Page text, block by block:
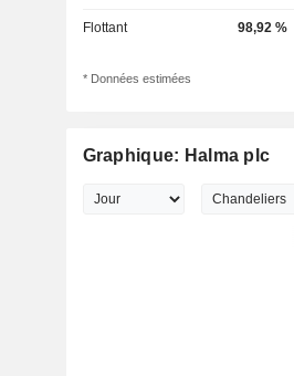
Flottant 98,92 %
* Données estimées
Graphique: Halma plc